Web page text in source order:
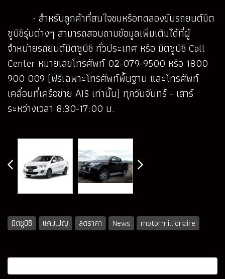
· สำหรับลูกค้าที่สนใจชมหรือทดลองขับรถยนต์มิต
ซูบิชิรุ่นต่างๆ สามารถสอบถามข้อมูลเพิ่มเติมได้ที่ผู้
จำหน่ายรถยนต์มิตซูบิชิ ทั่วประเทศ หรือ มิตซูบิชิ Call
Center หมายเลขโทรศัพท์ 02-079-9500 หรือ 1800
900 009 (ฟรีเฉพาะโทรศัพท์พื้นฐาน และโทรศัพท์
เคลื่อนที่เครือข่าย AIS เท่านั้น) ทุกวันจันทร์ - เสาร์
ระหว่างเวลา 8:30-17:00 น.
มิตซูบิชิ แคมเปญ ลดราคา News motormillionaire